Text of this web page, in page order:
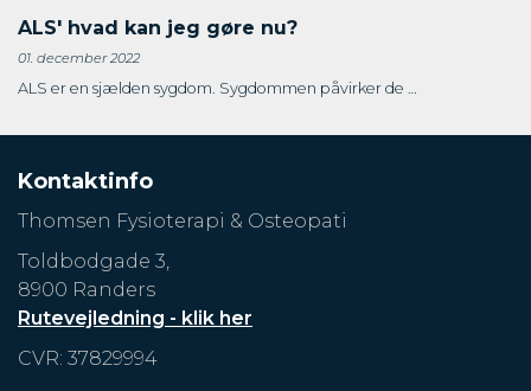
ALS' hvad kan jeg gøre nu?
01. december 2022
ALS er en sjælden sygdom. Sygdommen påvirker de …
Kontaktinfo
Thomsen Fysioterapi & Osteopati
Toldbodgade 3,
8900 Randers
Rutevejledning - klik her
CVR: 37829994